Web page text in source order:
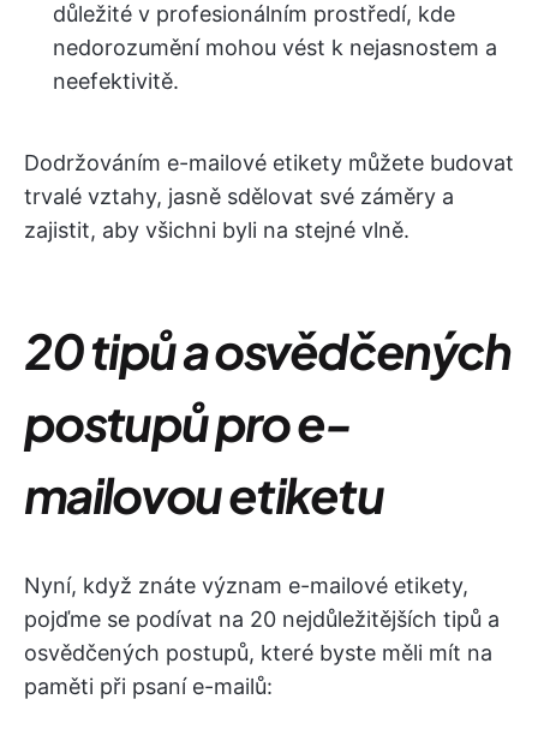
důležité v profesionálním prostředí, kde
nedorozumění mohou vést k nejasnostem a
neefektivitě.
Dodržováním e-mailové etikety můžete budovat
trvalé vztahy, jasně sdělovat své záměry a
zajistit, aby všichni byli na stejné vlně.
20 tipů a osvědčených
postupů pro e-
mailovou etiketu
Nyní, když znáte význam e-mailové etikety,
pojďme se podívat na 20 nejdůležitějších tipů a
osvědčených postupů, které byste měli mít na
paměti při psaní e-mailů: